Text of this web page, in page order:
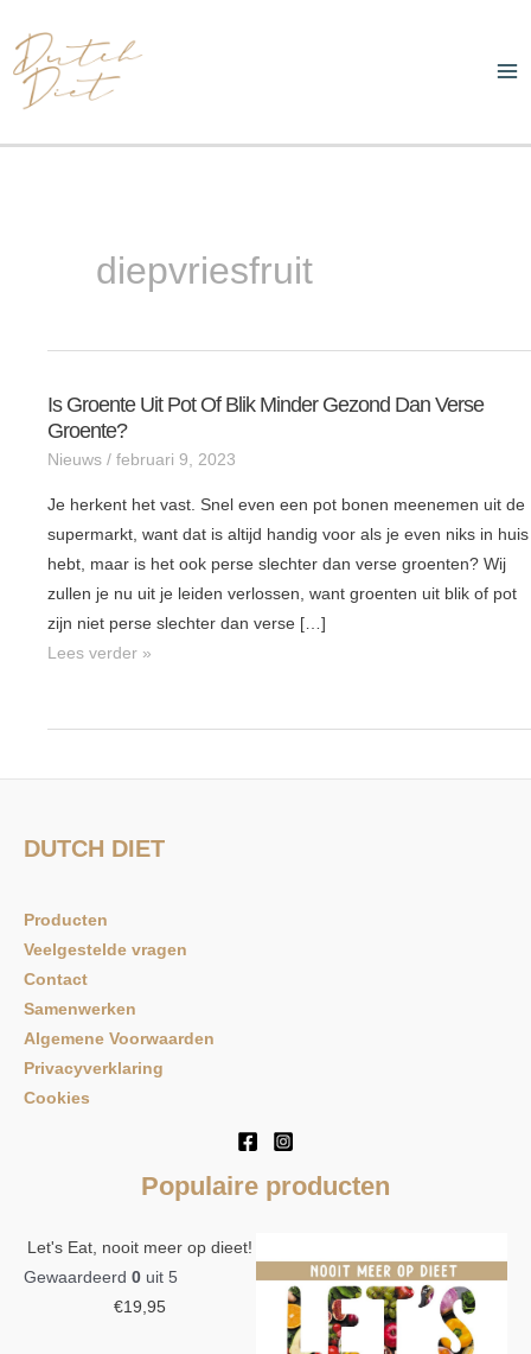
naar
de
inhoud
diepvriesfruit
Is Groente Uit Pot Of Blik Minder Gezond Dan Verse
Groente?
Nieuws /februari 9, 2023
Je herkent het vast. Snel even een pot bonen meenemen uit de
supermarkt, want dat is altijd handig voor als je even niks in huis
hebt, maar is het ook perse slechter dan verse groenten? Wij
zullen je nu uit je leiden verlossen, want groenten uit blik of pot
zijn niet perse slechter dan verse […]
Is
groente
uit
pot
blik
minder
gezond
dan
Lees verder »
DUTCH DIET
Producten
Veelgestelde vragen
Contact
Samenwerken
Algemene Voorwaarden
Privacyverklaring
Cookies
Populaire producten
Let's Eat, nooit meer op dieet!
Gewaardeerd 0 uit 5
€19,95